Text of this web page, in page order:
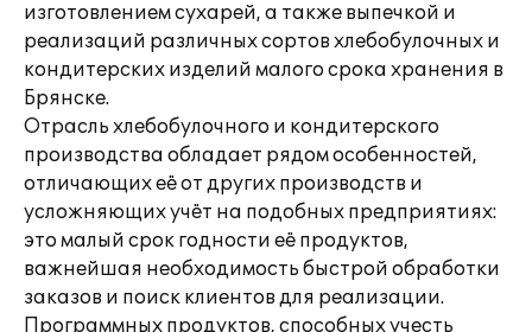
изготовлением сухарей, а также выпечкой и
реализаций различных сортов хлебобулочных и
кондитерских изделий малого срока хранения в
Брянске.
Отрасль хлебобулочного и кондитерского
производства обладает рядом особенностей,
отличающих её от других производств и
усложняющих учёт на подобных предприятиях:
это малый срок годности её продуктов,
важнейшая необходимость быстрой обработки
заказов и поиск клиентов для реализации.
Программных продуктов, способных учесть